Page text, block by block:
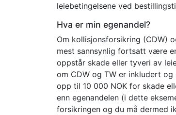
leiebetingelsene ved
Hva er min egenandel?
Om kollisjonsforsikring (CDW)
mest sannsynlig fortsatt være
oppstår skade eller tyveri av
om CDW og TW er inkludert
opp til 10 000 NOK for skade
enn egenandelen (i dette
forsikringen og du må dermed